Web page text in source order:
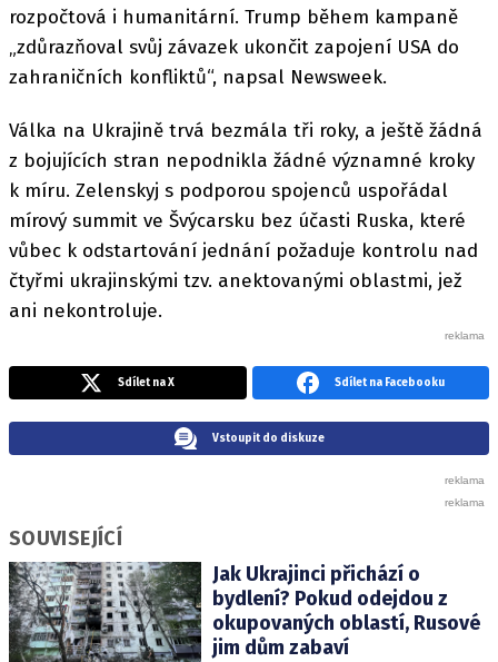
rozpočtová i humanitární. Trump během kampaně
„zdůrazňoval svůj závazek ukončit zapojení USA do
zahraničních konfliktů“, napsal Newsweek.
Válka na Ukrajině trvá bezmála tři roky, a ještě žádná
z bojujících stran nepodnikla žádné významné kroky
k míru. Zelenskyj s podporou spojenců uspořádal
mírový summit ve Švýcarsku bez účasti Ruska, které
vůbec k odstartování jednání požaduje kontrolu nad
čtyřmi ukrajinskými tzv. anektovanými oblastmi, jež
ani nekontroluje.
Sdílet na X Sdílet na Facebooku
Vstoupit do diskuze
SOUVISEJÍCÍ
Jak Ukrajinci přichází o
bydlení? Pokud odejdou z
okupovaných oblastí, Rusové
jim dům zabaví